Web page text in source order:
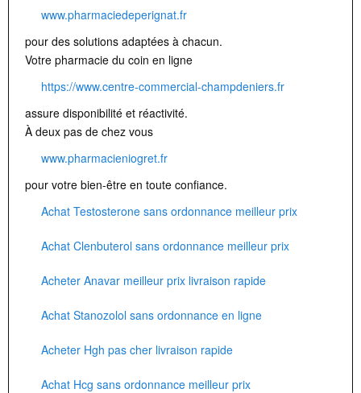
www.pharmaciedeperignat.fr
pour des solutions adaptées à chacun.
Votre pharmacie du coin en ligne
https://www.centre-commercial-champdeniers.fr
assure disponibilité et réactivité.
À deux pas de chez vous
www.pharmacieniogret.fr
pour votre bien-être en toute confiance.
Achat Testosterone sans ordonnance meilleur prix
Achat Clenbuterol sans ordonnance meilleur prix
Acheter Anavar meilleur prix livraison rapide
Achat Stanozolol sans ordonnance en ligne
Acheter Hgh pas cher livraison rapide
Achat Hcg sans ordonnance meilleur prix